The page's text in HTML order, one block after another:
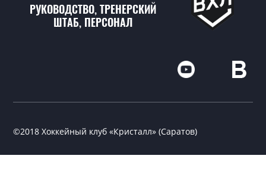
РУКОВОДСТВО, ТРЕНЕРСКИЙ
ШТАБ, ПЕРСОНАЛ
©2018 Хоккейный клуб «Кристалл» (Саратов)